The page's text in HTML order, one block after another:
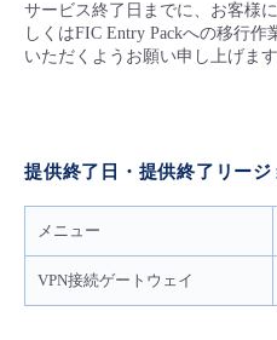
すべてのメニューを見
管理機能
モニタリング/監査
すべてのメニューを見
- 初期設定・確認
- 登録情報の管理
- IoT
- リモートワーク
- ITインフラストラクチャー
- その他
メンテナンス予定
販売パートナー向けプロ
トレーニング/操作動画
サービス終了日までに、お客様
しくはFIC Entry Packへの移行
いただくようお願い申し上げます
提供終了日・提供終了リージ
メニュー
VPN接続ゲートウェイ